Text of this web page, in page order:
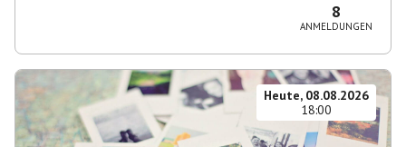
8
ANMELDUNGEN
Heute, 08.08.2026
18:00